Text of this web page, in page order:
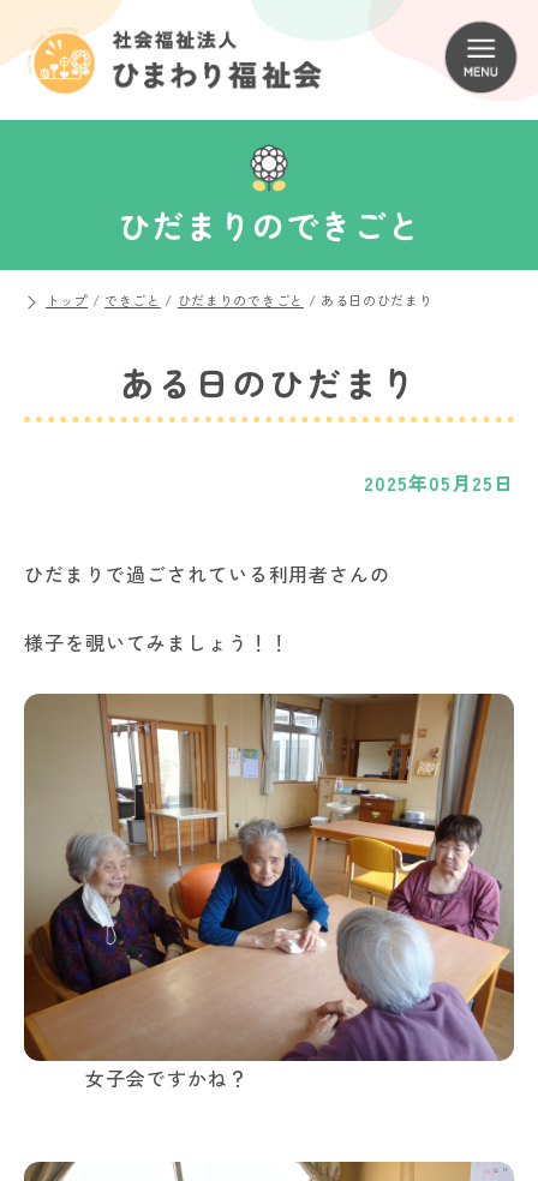
ひだまりのできごと
トップ / できごと / ひだまりのできごと / ある日のひだまり
ある日のひだまり
2025年05月25日
ひだまりで過ごされている利用者さんの
様子を覗いてみましょう！！
女子会ですかね？